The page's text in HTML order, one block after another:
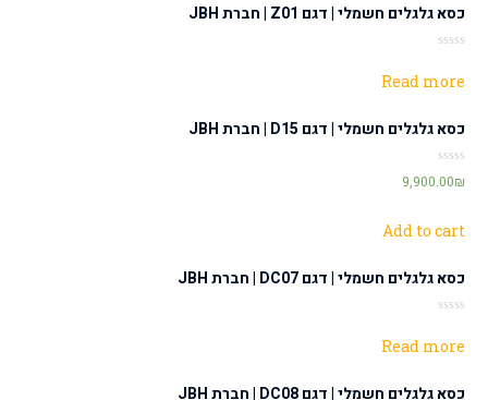
כסא גלגלים חשמלי | דגם Z01 | חברת JBH
out
Read more
כסא גלגלים חשמלי | דגם D15 | חברת JBH
Rated
0
5
9,900.00₪
Add to cart
כסא גלגלים חשמלי | דגם DC07 | חברת JBH
out
Read more
כסא גלגלים חשמלי | דגם DC08 | חברת JBH